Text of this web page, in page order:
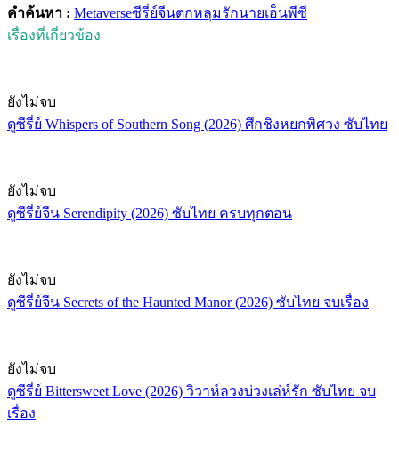
คำค้นหา : Metaverseซีรี่ย์จีนตกหลุมรักนายเอ็นพีซี
เรื่องที่เกี่ยวข้อง
ยังไม่จบ
ดูซีรี่ย์ Whispers of Southern Song (2026) ศึกชิงหยกพิศวง ซับไทย
ยังไม่จบ
ดูซีรี่ย์จีน Serendipity (2026) ซับไทย ครบทุกตอน
ยังไม่จบ
ดูซีรี่ย์จีน Secrets of the Haunted Manor (2026) ซับไทย จบเรื่อง
ยังไม่จบ
ดูซีรี่ย์ Bittersweet Love (2026) วิวาห์ลวงบ่วงเล่ห์รัก ซับไทย จบ
เรื่อง